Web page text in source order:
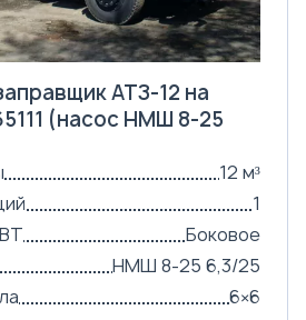
АТЗ-12 на
(насос НМШ 8-25
12 м³
1
Боковое
НМШ 8-25 6,3/25
6×6